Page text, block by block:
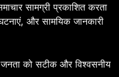
व शहर में किया पैदल
सामग्री प्रकाशित करता
और सामयिक जानकारी
को सटीक और विश्वसनीय